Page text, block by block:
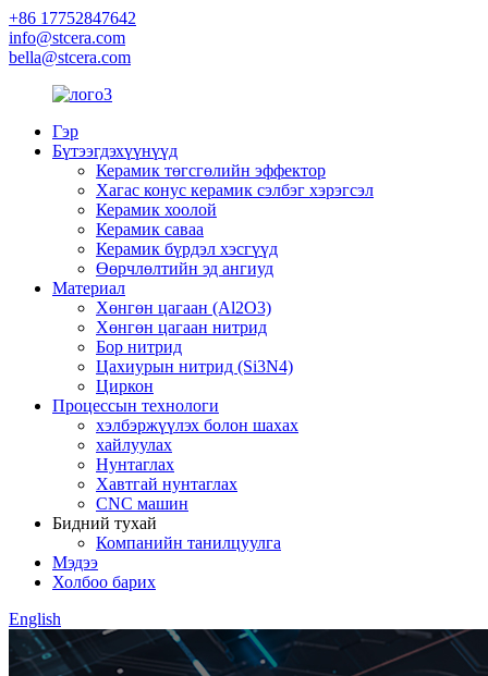
+86 17752847642
info@stcera.com
bella@stcera.com
Гэр
Бүтээгдэхүүнүүд
Керамик төгсгөлийн эффектор
Хагас конус керамик сэлбэг хэрэгсэл
Керамик хоолой
Керамик саваа
Керамик бүрдэл хэсгүүд
Өөрчлөлтийн эд ангиуд
Материал
Хөнгөн цагаан (Al2O3)
Хөнгөн цагаан нитрид
Бор нитрид
Цахиурын нитрид (Si3N4)
Циркон
Процессын технологи
хэлбэржүүлэх болон шахах
хайлуулах
Нунтаглах
Хавтгай нунтаглах
CNC машин
Бидний тухай
Компанийн танилцуулга
Мэдээ
Холбоо барих
English